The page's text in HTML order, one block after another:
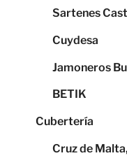
Sartenes
Cuydesa
Jamoneros
BETIK
Cubertería
Cruz de